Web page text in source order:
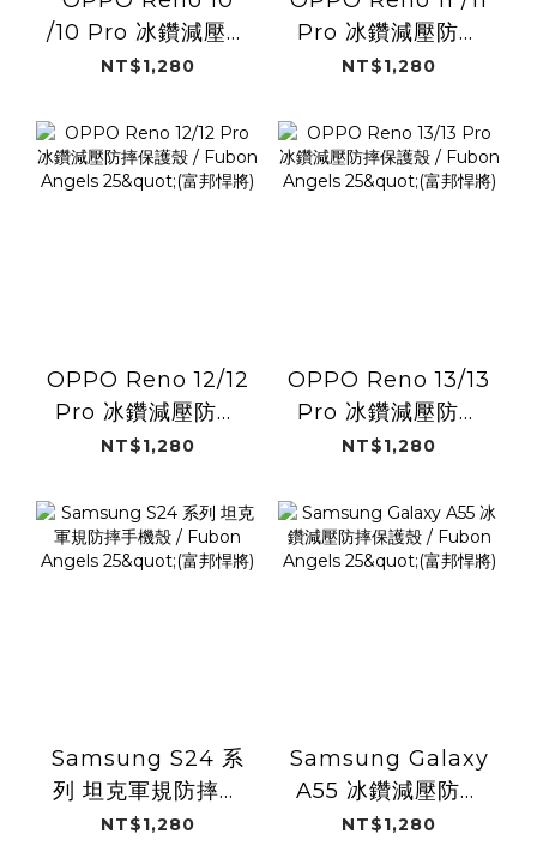
/10 Pro 冰鑽減壓防
摔保護殼 / Fubon
將)
NT$1,280
Pro 冰鑽減壓防摔
保護殼 / Fubon
將)
NT$1,280
OPPO Reno 12/12
Pro 冰鑽減壓防摔
保護殼 / Fubon
將)
NT$1,280
OPPO Reno 13/13
Pro 冰鑽減壓防摔
保護殼 / Fubon
將)
NT$1,280
Samsung S24 系
列 坦克軍規防摔手
機殼 / Fubon
NT$1,280
Samsung Galaxy
A55 冰鑽減壓防摔
保護殼 / Fubon
NT$1,280